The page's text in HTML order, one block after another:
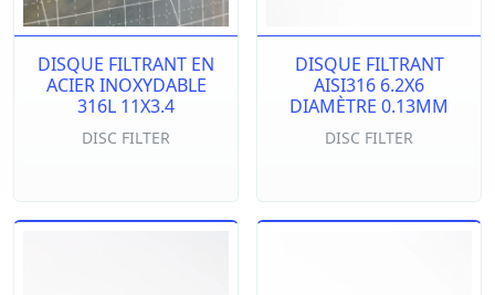
DISQUE FILTRANT EN
ACIER INOXYDABLE
316L 11X3.4
DISC FILTER
DISQUE FILTRANT
AISI316 6.2X6
DIAMÈTRE 0.13MM
DISC FILTER